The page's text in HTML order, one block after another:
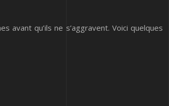
qu’ils ne s’aggravent. Voici quelques